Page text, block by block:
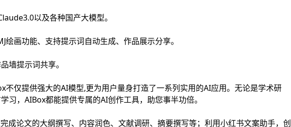
以及各种国产大模型。
画功能、支持提示词自动生成、作品展示分享。
墙提示词共享。
不仅提供强大的AI模型,更为用户量身打造了一系列实用的AI应用。无论是学术研
习，AIBox都能提供专属的AI创作工具，助您事半功倍。
成论文的大纲撰写、内容润色、文献调研、摘要撰写等；利用小红书文案助手，创